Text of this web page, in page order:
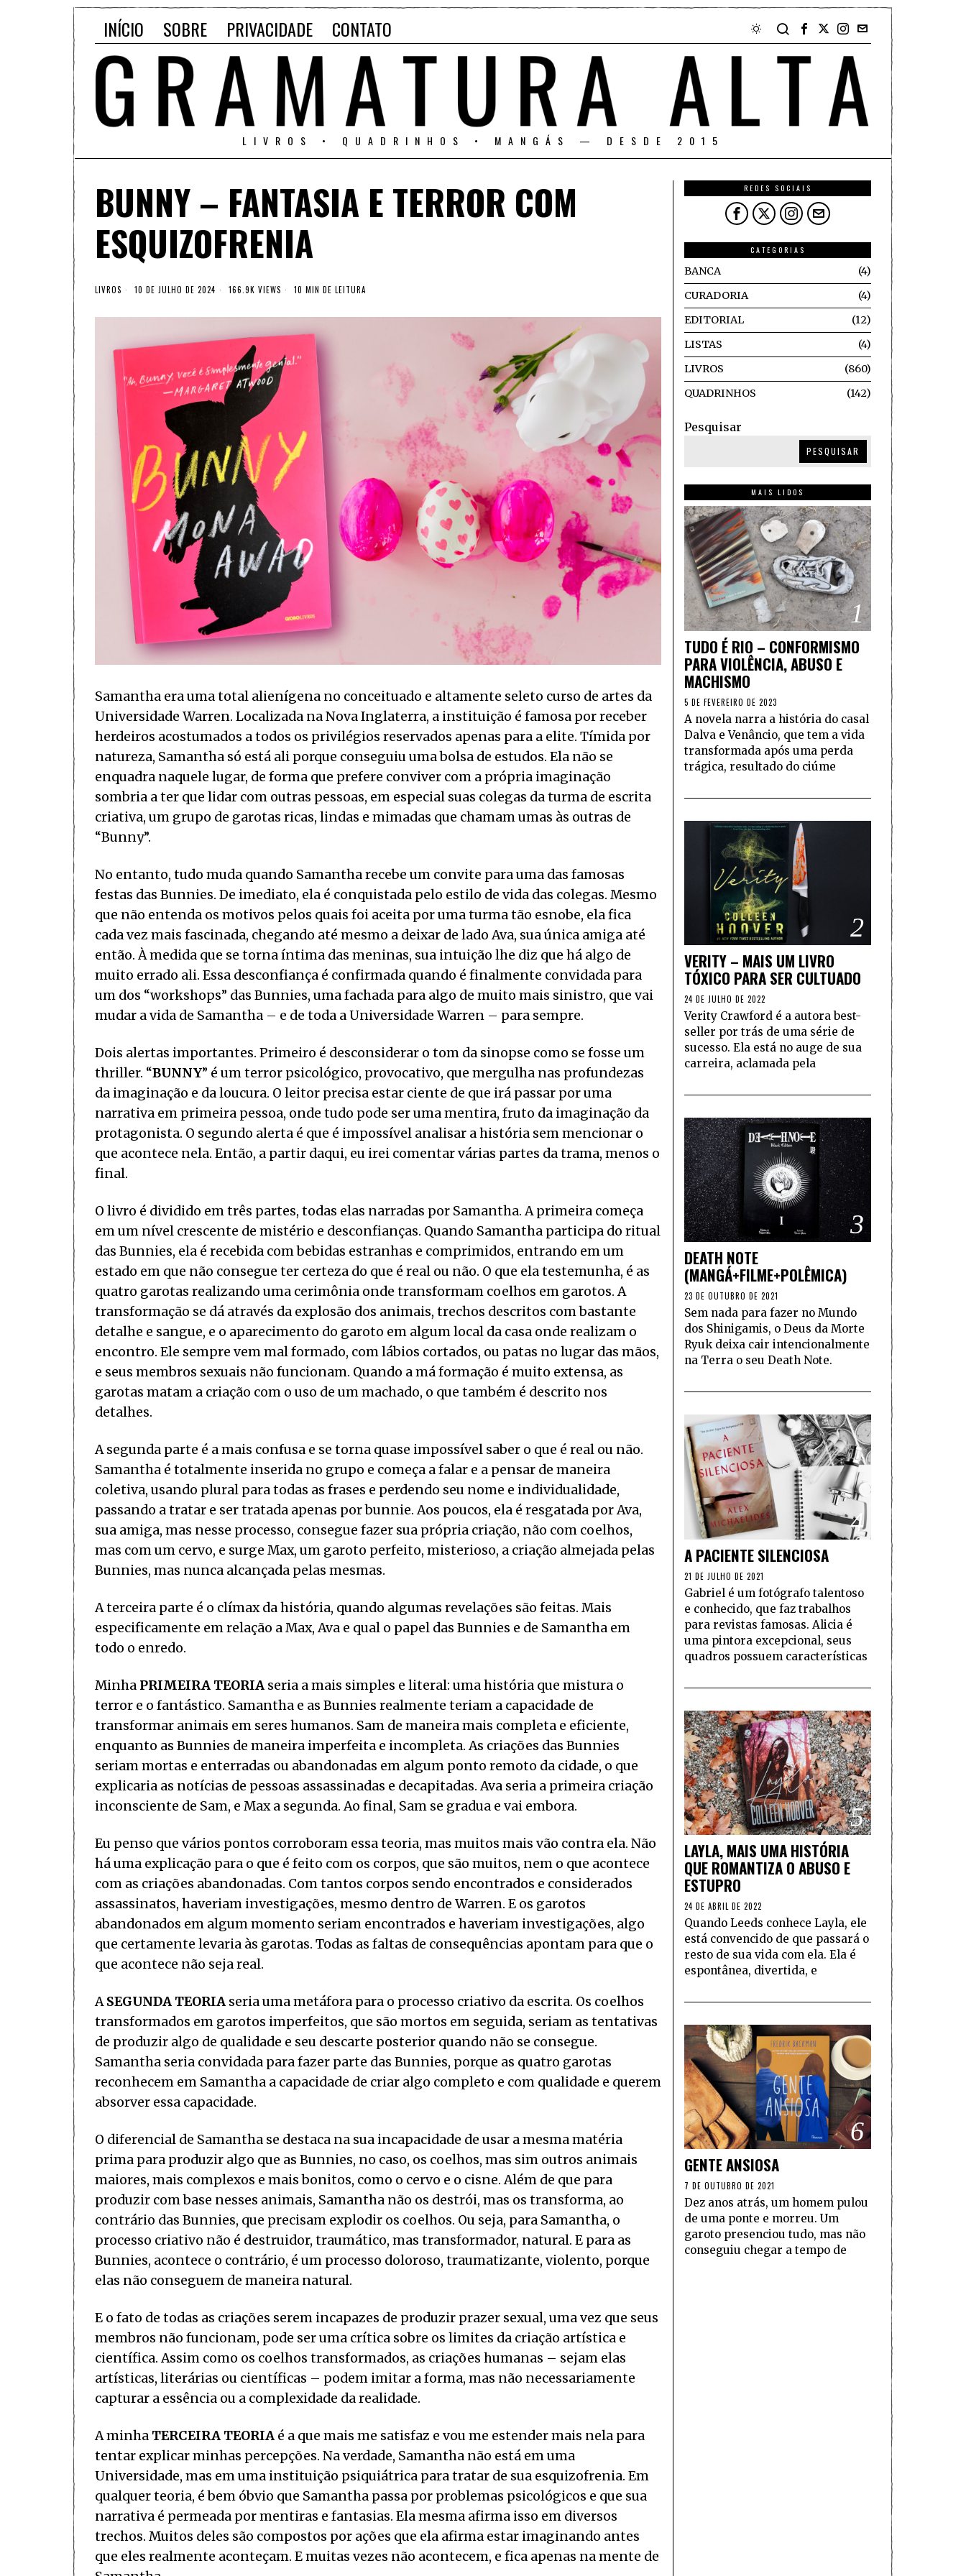
INÍCIO SOBRE PRIVACIDADE CONTATO
LIVROS • QUADRINHOS • MANGÁS — DESDE 2015
BUNNY – FANTASIA E TERROR COM
ESQUIZOFRENIA
LIVROS 10 DE JULHO DE 2024 166.9K VIEWS 10 MIN DE LEITURA
Samantha era uma total alienígena no conceituado e altamente seleto curso de artes da
Universidade Warren. Localizada na Nova Inglaterra, a instituição é famosa por receber
herdeiros acostumados a todos os privilégios reservados apenas para a elite. Tímida por
natureza, Samantha só está ali porque conseguiu uma bolsa de estudos. Ela não se
enquadra naquele lugar, de forma que prefere conviver com a própria imaginação
sombria a ter que lidar com outras pessoas, em especial suas colegas da turma de escrita
criativa, um grupo de garotas ricas, lindas e mimadas que chamam umas às outras de
“Bunny”.
No entanto, tudo muda quando Samantha recebe um convite para uma das famosas
festas das Bunnies. De imediato, ela é conquistada pelo estilo de vida das colegas. Mesmo
que não entenda os motivos pelos quais foi aceita por uma turma tão esnobe, ela fica
cada vez mais fascinada, chegando até mesmo a deixar de lado Ava, sua única amiga até
então. À medida que se torna íntima das meninas, sua intuição lhe diz que há algo de
muito errado ali. Essa desconfiança é confirmada quando é finalmente convidada para
um dos “workshops” das Bunnies, uma fachada para algo de muito mais sinistro, que vai
mudar a vida de Samantha – e de toda a Universidade Warren – para sempre.
Dois alertas importantes. Primeiro é desconsiderar o tom da sinopse como se fosse um
thriller. “BUNNY” é um terror psicológico, provocativo, que mergulha nas profundezas
da imaginação e da loucura. O leitor precisa estar ciente de que irá passar por uma
narrativa em primeira pessoa, onde tudo pode ser uma mentira, fruto da imaginação da
protagonista. O segundo alerta é que é impossível analisar a história sem mencionar o
que acontece nela. Então, a partir daqui, eu irei comentar várias partes da trama, menos o
final.
O livro é dividido em três partes, todas elas narradas por Samantha. A primeira começa
em um nível crescente de mistério e desconfianças. Quando Samantha participa do ritual
das Bunnies, ela é recebida com bebidas estranhas e comprimidos, entrando em um
estado em que não consegue ter certeza do que é real ou não. O que ela testemunha, é as
quatro garotas realizando uma cerimônia onde transformam coelhos em garotos. A
transformação se dá através da explosão dos animais, trechos descritos com bastante
detalhe e sangue, e o aparecimento do garoto em algum local da casa onde realizam o
encontro. Ele sempre vem mal formado, com lábios cortados, ou patas no lugar das mãos,
e seus membros sexuais não funcionam. Quando a má formação é muito extensa, as
garotas matam a criação com o uso de um machado, o que também é descrito nos
detalhes.
A segunda parte é a mais confusa e se torna quase impossível saber o que é real ou não.
Samantha é totalmente inserida no grupo e começa a falar e a pensar de maneira
coletiva, usando plural para todas as frases e perdendo seu nome e individualidade,
passando a tratar e ser tratada apenas por bunnie. Aos poucos, ela é resgatada por Ava,
sua amiga, mas nesse processo, consegue fazer sua própria criação, não com coelhos,
mas com um cervo, e surge Max, um garoto perfeito, misterioso, a criação almejada pelas
Bunnies, mas nunca alcançada pelas mesmas.
A terceira parte é o clímax da história, quando algumas revelações são feitas. Mais
especificamente em relação a Max, Ava e qual o papel das Bunnies e de Samantha em
todo o enredo.
Minha PRIMEIRA TEORIA seria a mais simples e literal: uma história que mistura o
terror e o fantástico. Samantha e as Bunnies realmente teriam a capacidade de
transformar animais em seres humanos. Sam de maneira mais completa e eficiente,
enquanto as Bunnies de maneira imperfeita e incompleta. As criações das Bunnies
seriam mortas e enterradas ou abandonadas em algum ponto remoto da cidade, o que
explicaria as notícias de pessoas assassinadas e decapitadas. Ava seria a primeira criação
inconsciente de Sam, e Max a segunda. Ao final, Sam se gradua e vai embora.
Eu penso que vários pontos corroboram essa teoria, mas muitos mais vão contra ela. Não
há uma explicação para o que é feito com os corpos, que são muitos, nem o que acontece
com as criações abandonadas. Com tantos corpos sendo encontrados e considerados
assassinatos, haveriam investigações, mesmo dentro de Warren. E os garotos
abandonados em algum momento seriam encontrados e haveriam investigações, algo
que certamente levaria às garotas. Todas as faltas de consequências apontam para que o
que acontece não seja real.
ASEGUNDA TEORIA seria uma metáfora para o processo criativo da escrita. Os coelhos
transformados em garotos imperfeitos, que são mortos em seguida, seriam as tentativas
de produzir algo de qualidade e seu descarte posterior quando não se consegue.
Samantha seria convidada para fazer parte das Bunnies, porque as quatro garotas
reconhecem em Samantha a capacidade de criar algo completo e com qualidade e querem
absorver essa capacidade.
O diferencial de Samantha se destaca na sua incapacidade de usar a mesma matéria
prima para produzir algo que as Bunnies, no caso, os coelhos, mas sim outros animais
maiores, mais complexos e mais bonitos, como o cervo e o cisne. Além de que para
produzir com base nesses animais, Samantha não os destrói, mas os transforma, ao
contrário das Bunnies, que precisam explodir os coelhos. Ou seja, para Samantha, o
processo criativo não é destruidor, traumático, mas transformador, natural. E para as
Bunnies, acontece o contrário, é um processo doloroso, traumatizante, violento, porque
elas não conseguem de maneira natural.
E o fato de todas as criações serem incapazes de produzir prazer sexual, uma vez que seus
membros não funcionam, pode ser uma crítica sobre os limites da criação artística e
científica. Assim como os coelhos transformados, as criações humanas – sejam elas
artísticas, literárias ou científicas – podem imitar a forma, mas não necessariamente
capturar a essência ou a complexidade da realidade.
A minha TERCEIRA TEORIA é a que mais me satisfaz e vou me estender mais nela para
tentar explicar minhas percepções. Na verdade, Samantha não está em uma
Universidade, mas em uma instituição psiquiátrica para tratar de sua esquizofrenia. Em
qualquer teoria, é bem óbvio que Samantha passa por problemas psicológicos e que sua
narrativa é permeada por mentiras e fantasias. Ela mesma afirma isso em diversos
trechos. Muitos deles são compostos por ações que ela afirma estar imaginando antes
que eles realmente aconteçam. E muitas vezes não acontecem, e fica apenas na mente de
REDES SOCIAIS
CATEGORIAS
BANCA
4
CURADORIA
4
EDITORIAL
12
LISTAS
4
LIVROS
860
QUADRINHOS
142
Pesquisar
PESQUISAR
MAIS LIDOS
1
TUDO É RIO – CONFORMISMO
PARA VIOLÊNCIA, ABUSO E
MACHISMO
5 DE FEVEREIRO DE 2023
A novela narra a história do casal
Dalva e Venâncio, que tem a vida
transformada após uma perda
trágica, resultado do ciúme
2
VERITY – MAIS UM LIVRO
TÓXICO PARA SER CULTUADO
24 DE JULHO DE 2022
Verity Crawford é a autora best-
seller por trás de uma série de
sucesso. Ela está no auge de sua
carreira, aclamada pela
3
DEATH NOTE
(MANGÁ+FILME+POLÊMICA)
23 DE OUTUBRO DE 2021
Sem nada para fazer no Mundo
dos Shinigamis, o Deus da Morte
Ryuk deixa cair intencionalmente
na Terra o seu Death Note.
4
A PACIENTE SILENCIOSA
21 DE JULHO DE 2021
Gabriel é um fotógrafo talentoso
e conhecido, que faz trabalhos
para revistas famosas. Alicia é
uma pintora excepcional, seus
quadros possuem características
5
LAYLA, MAIS UMA HISTÓRIA
QUE ROMANTIZA O ABUSO E
ESTUPRO
24 DE ABRIL DE 2022
Quando Leeds conhece Layla, ele
está convencido de que passará o
resto de sua vida com ela. Ela é
espontânea, divertida, e
6
GENTE ANSIOSA
7 DE OUTUBRO DE 2021
Dez anos atrás, um homem pulou
de uma ponte e morreu. Um
garoto presenciou tudo, mas não
conseguiu chegar a tempo de